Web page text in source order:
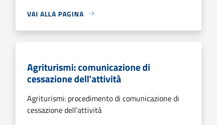
VAI ALLA PAGINA
Agriturismi: comunicazione di
cessazione dell'attività
Agriturismi: procedimento di comunicazione di
cessazione dell'attività